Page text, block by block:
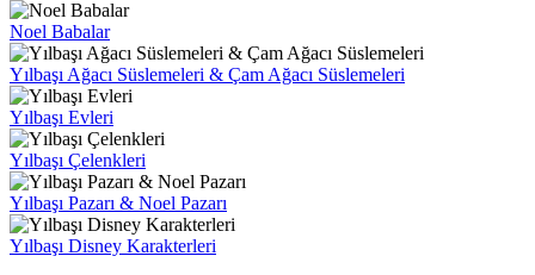
Noel Babalar
Yılbaşı Ağacı Süslemeleri & Çam Ağacı Süslemeleri
Yılbaşı Evleri
Yılbaşı Çelenkleri
Yılbaşı Pazarı & Noel Pazarı
Yılbaşı Disney Karakterleri